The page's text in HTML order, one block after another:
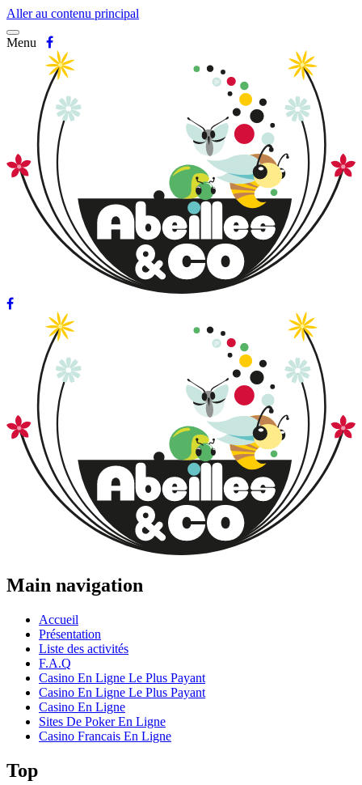
Aller au contenu principal
Menu
Main navigation
Accueil
Présentation
Liste des activités
F.A.Q
Casino En Ligne Le Plus Payant
Casino En Ligne Le Plus Payant
Casino En Ligne
Sites De Poker En Ligne
Casino Francais En Ligne
Top